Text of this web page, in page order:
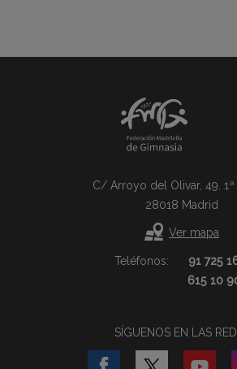
C/ Arroyo del Olivar, 49. 1ª
28018 Madrid
Ver mapa
Teléfonos:
91 725
615 10
SÍGUENOS EN LAS